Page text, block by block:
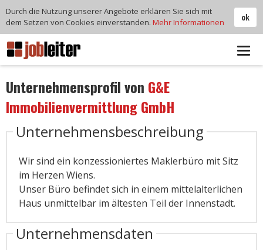
Unternehmensprofil von G&E
Immobilienvermittlung GmbH
Unternehmensbeschreibung
Wir sind ein konzessioniertes Maklerbüro mit Sitz
im Herzen Wiens.
Unser Büro befindet sich in einem mittelalterlichen
Haus unmittelbar im ältesten Teil der Innenstadt.
Unternehmensdaten
ok
Durch die Nutzung unserer Angebote erklären Sie sich mit
dem Setzen von Cookies einverstanden. Mehr Informationen